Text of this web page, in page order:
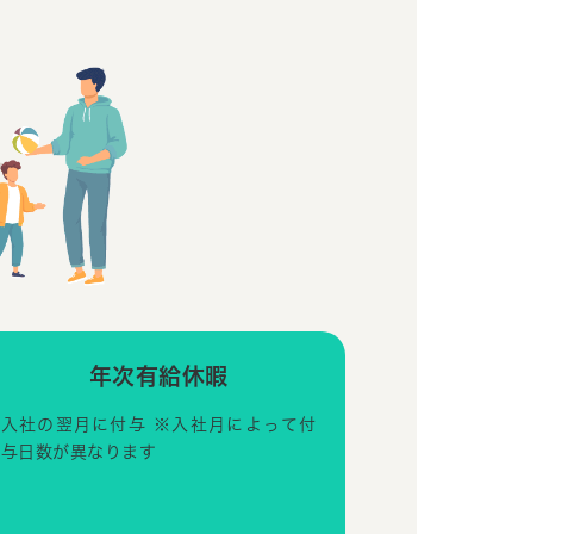
年次有給休暇
入社の翌月に付与 ※入社月によって付
与日数が異なります